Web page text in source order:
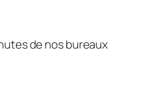
de nos bureaux